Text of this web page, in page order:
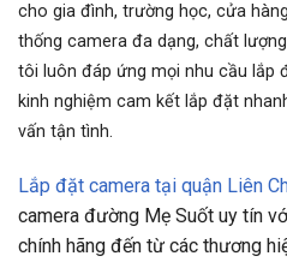
cho gia đình, trường học, cửa
thống camera đa dạng, chất
tôi luôn đáp ứng mọi nhu cầu lắp
kinh nghiệm cam kết lắp đặt
vấn tận tình.
Lắp đặt camera tại quận Liên
camera đường Mẹ Suốt uy tín
chính hãng đến từ các thương